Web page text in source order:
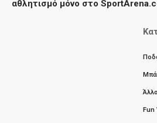
αθλητισμό μόνο στο
Fun